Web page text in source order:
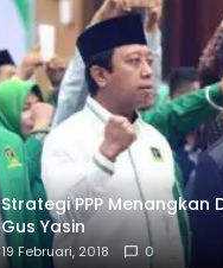
Strategi PPP Menangkan
Gus Yasin
19 Februari, 2018 0